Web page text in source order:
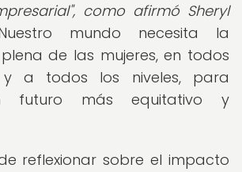
como afirmó Sheryl
mundo necesita la
de las mujeres, en todos
a todos los niveles, para
futuro más equitativo y
reflexionar sobre el impacto